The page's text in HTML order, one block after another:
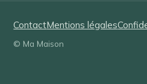
ContactMentions légales
© Ma Maison